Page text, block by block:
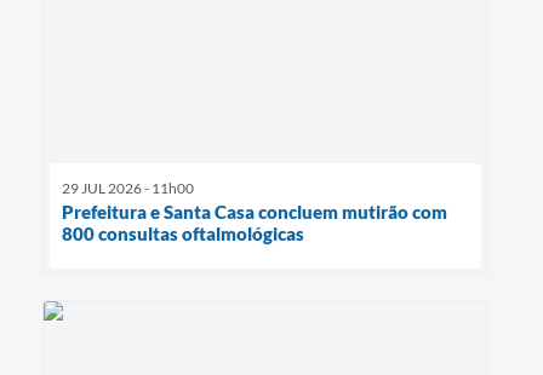
29 JUL 2026 - 11h00
Prefeitura e Santa Casa concluem mutirão com
800 consultas oftalmológicas